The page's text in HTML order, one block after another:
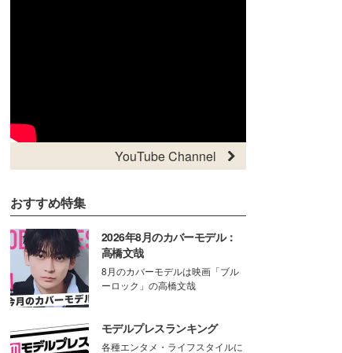
YouTube Channel
おすすめ特集
2026年8月のカバーモデル：
高橋文哉
8月のカバーモデルは映画「ブル
ーロック」の高橋文哉
モデルプレスランキング
各種エンタメ・ライフスタイルに